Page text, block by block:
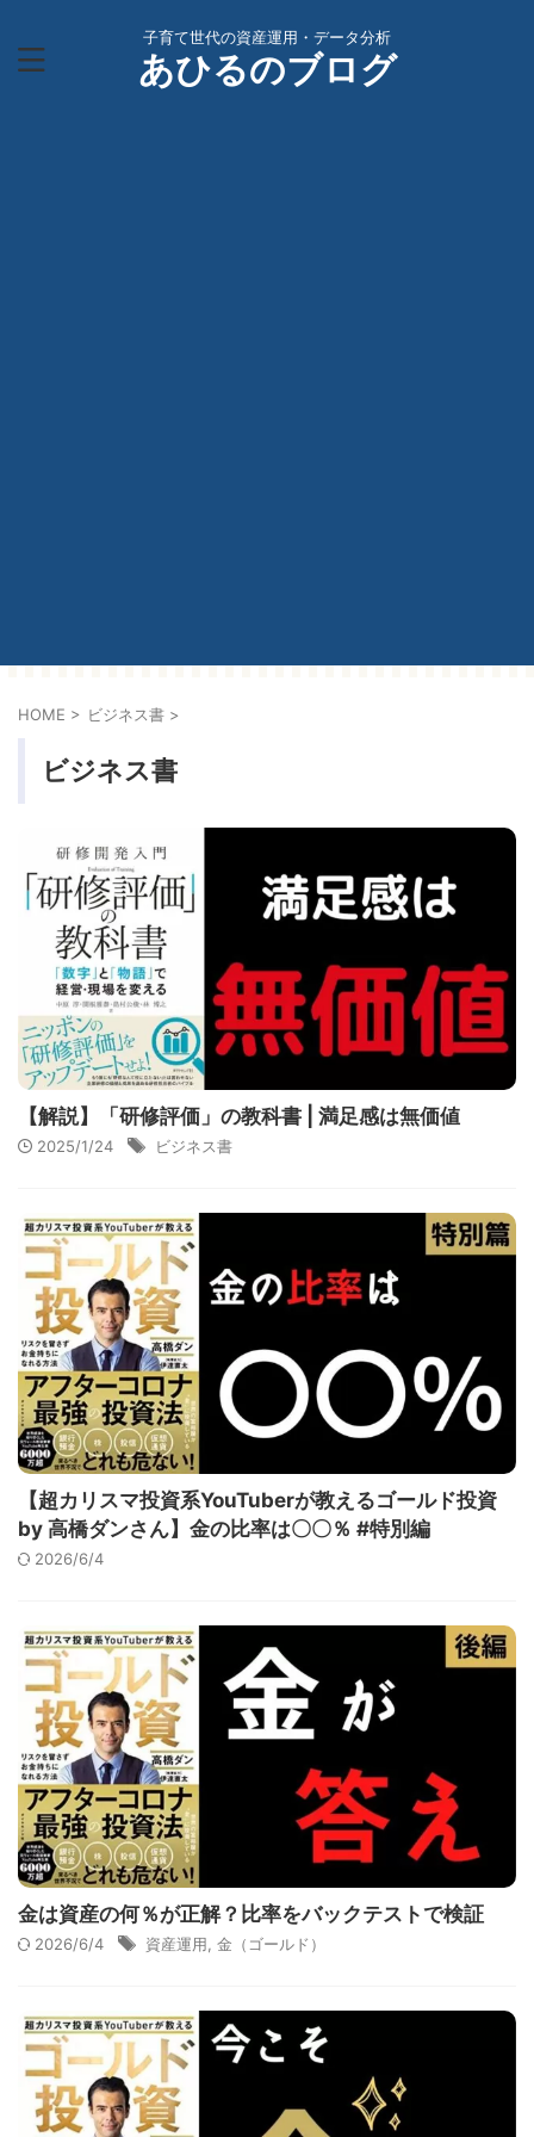
子育て世代の資産運用・データ分析
あひるのブログ
HOME > ビジネス書 >
ビジネス書
【解説】「研修評価」の教科書 | 満足感は無価値
2025/1/24 ビジネス書
【超カリスマ投資系YouTuberが教えるゴールド投資
by 高橋ダンさん】金の比率は〇〇％ #特別編
2026/6/4
金は資産の何％が正解？比率をバックテストで検証
2026/6/4 資産運用 金（ゴールド）